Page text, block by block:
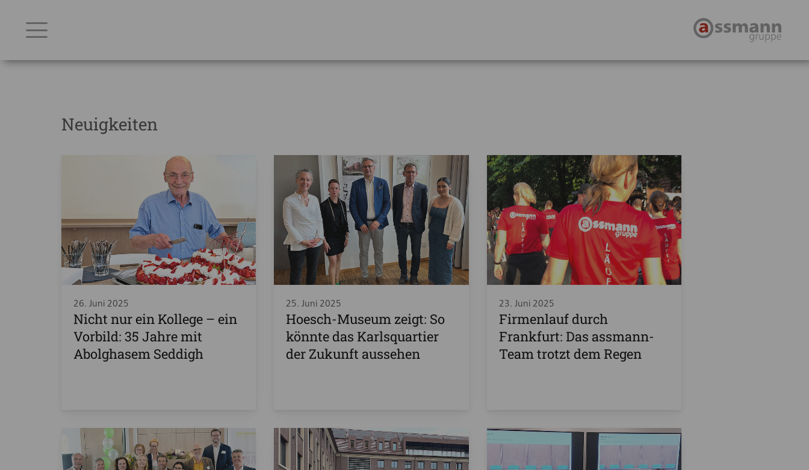
Neuigkeiten
26. Juni 2025
Nicht nur ein Kollege – ein
Vorbild: 35 Jahre mit
Abolghasem Seddigh
25. Juni 2025
Hoesch-Museum zeigt: So
könnte das Karlsquartier
der Zukunft aussehen
23. Juni 2025
Firmenlauf durch
Frankfurt: Das assmann-
Team trotzt dem Regen